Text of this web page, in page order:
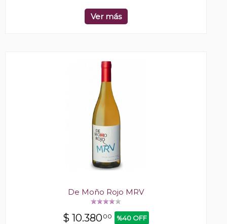
Ver más
De Moño Rojo MRV
$ 10.38000 %40 OFF